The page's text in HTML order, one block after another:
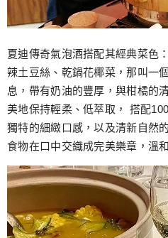
夏迪傳奇氣泡酒搭配其經典菜色
辣土豆絲、乾鍋花椰菜，那叫一
息，帶有奶油的豐厚，與柑橘的
美地保持輕柔、低萃取， 搭配
獨特的細緻口感，以及清新自然
食物在口中交織成完美樂章，溫